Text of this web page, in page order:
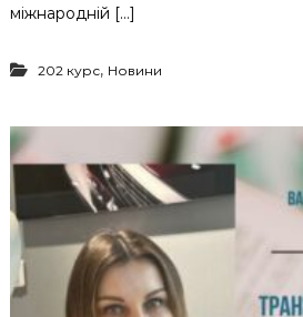
міжнародній […]
202 курс, Новини